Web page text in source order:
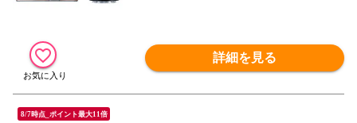
詳細を見る
8/7時点_ポイント最大11倍